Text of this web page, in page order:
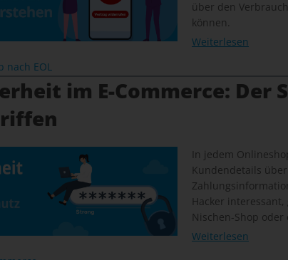
über den
können.
Weiterlesen
nach EOL
im E-Commerce: Der
In jedem
Kundendetails
Hacker
Nischen-Shop
Weiterlesen